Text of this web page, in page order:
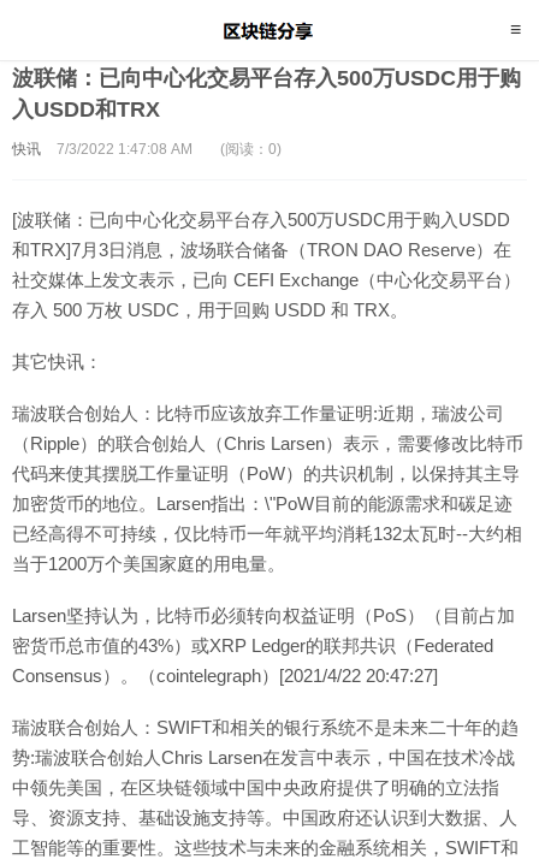
波联储：已向中心化交易平台存入500万USDC用于购
入USDD和TRX
快讯 7/3/2022 1:47:08 AM (阅读：0)
[波联储：已向中心化交易平台存入500万USDC用于购入USDD
和TRX]7月3日消息，波场联合储备（TRON DAO Reserve）在
社交媒体上发文表示，已向 CEFI Exchange（中心化交易平台）
存入 500 万枚 USDC，用于回购 USDD 和 TRX。
其它快讯：
瑞波联合创始人：比特币应该放弃工作量证明:近期，瑞波公司
（Ripple）的联合创始人（Chris Larsen）表示，需要修改比特币
代码来使其摆脱工作量证明（PoW）的共识机制，以保持其主导
加密货币的地位。Larsen指出：\"PoW目前的能源需求和碳足迹
已经高得不可持续，仅比特币一年就平均消耗132太瓦时--大约相
当于1200万个美国家庭的用电量。
Larsen坚持认为，比特币必须转向权益证明（PoS）（目前占加
密货币总市值的43%）或XRP Ledger的联邦共识（Federated
Consensus）。（cointelegraph）[2021/4/22 20:47:27]
瑞波联合创始人：SWIFT和相关的银行系统不是未来二十年的趋
势:瑞波联合创始人Chris Larsen在发言中表示，中国在技术冷战
中领先美国，在区块链领域中国中央政府提供了明确的立法指
导、资源支持、基础设施支持等。中国政府还认识到大数据、人
工智能等的重要性。这些技术与未来的金融系统相关，SWIFT和